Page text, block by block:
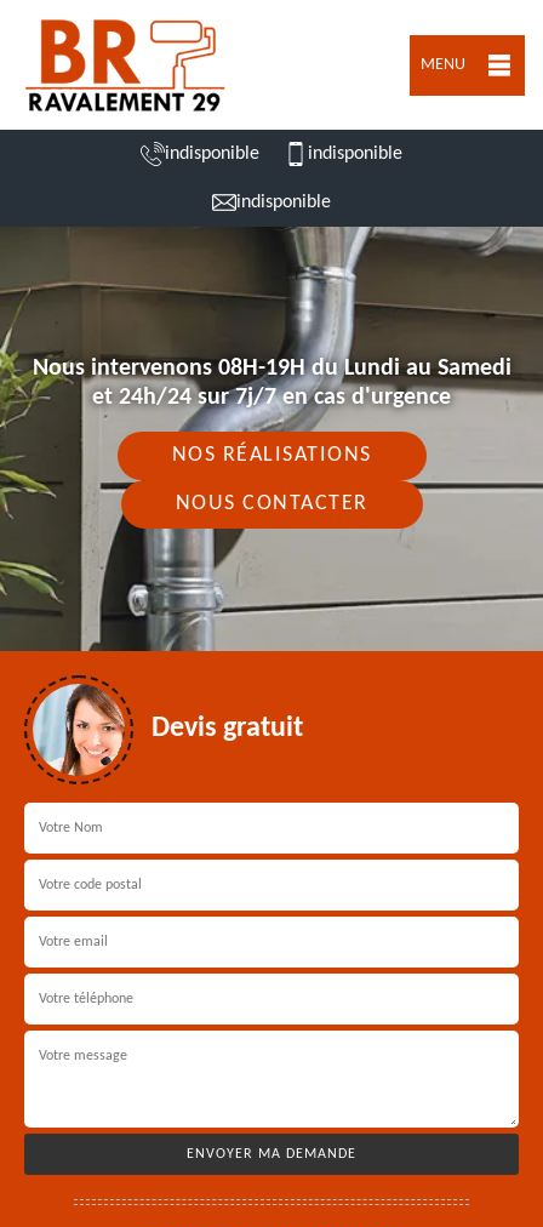
MENU
indisponible indisponible
indisponible
Nous intervenons 08H-19H du Lundi au Samedi
et 24h/24 sur 7j/7 en cas d'urgence
NOS RÉALISATIONS
NOUS CONTACTER
Devis gratuit